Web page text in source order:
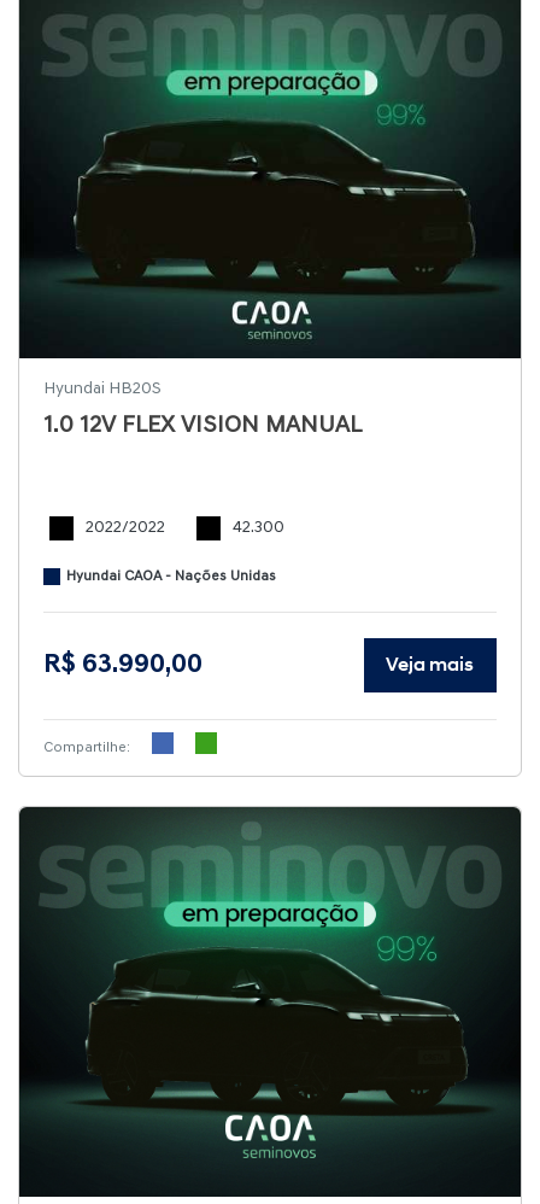
Hyundai HB20S
1.0 12V FLEX VISION MANUAL
2022/2022 42.300
Hyundai CAOA - Nações Unidas
R$ 63.990,00 Veja mais
Compartilhe: